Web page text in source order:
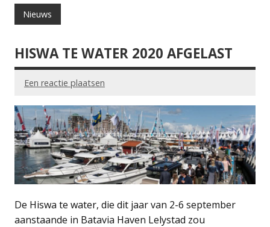
Nieuws
HISWA TE WATER 2020 AFGELAST
Een reactie plaatsen
De Hiswa te water, die dit jaar van 2-6 september
aanstaande in Batavia Haven Lelystad zou